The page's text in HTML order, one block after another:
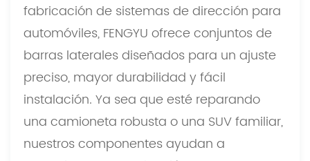
fabricación de sistemas de dirección para
automóviles, FENGYU ofrece conjuntos de
barras laterales diseñados para un ajuste
preciso, mayor durabilidad y fácil
instalación. Ya sea que esté reparando
una camioneta robusta o una SUV familiar,
nuestros componentes ayudan a